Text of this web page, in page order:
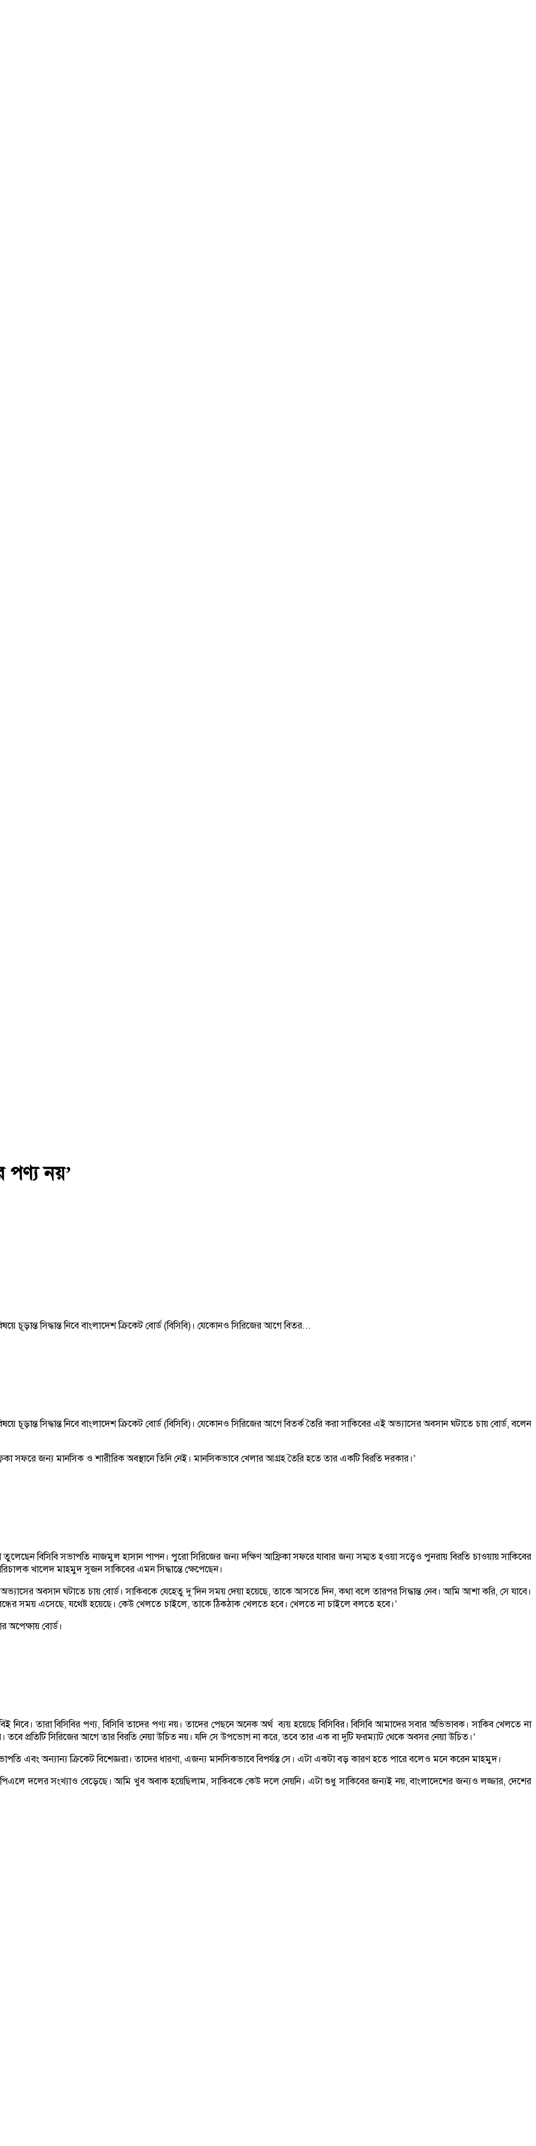
পণ্য নয়’
সিদ্ধান্ত নিবে বাংলাদেশ ক্রিকেট বোর্ড (বিসিবি)। যেকোনও সিরিজের আগে বিতর...
চূড়ান্ত সিদ্ধান্ত নিবে বাংলাদেশ ক্রিকেট বোর্ড (বিসিবি)। যেকোনও সিরিজের আগে বিতর্ক তৈরি করা সাকিবের এই অভ্যাসের অবসান ঘটাতে চায় বোর্ড, বলেন
সফরে জন্য মানসিক ও শারীরিক অবস্থানে তিনি নেই। মানসিকভাবে খেলার আগ্রহ তৈরি হতে তার একটি বিরতি দরকার।’
তুলেছেন বিসিবি সভাপতি নাজমুল হাসান পাপন। পুরো সিরিজের জন্য দক্ষিণ আফ্রিকা সফরে যাবার জন্য সম্মত হওয়া সত্ত্বেও পুনরায় বিরতি চাওয়ায় সাকিবের
খালেদ মাহমুদ সুজন সাকিবের এমন সিদ্ধান্তে ক্ষেপেছেন।
অবসান ঘটাতে চায় বোর্ড। সাকিবকে যেহেতু দু’দিন সময় দেয়া হয়েছে, তাকে আসতে দিন, কথা বলে তারপর সিদ্ধান্ত নেব। আমি আশা করি, সে যাবে।
সময় এসেছে, যথেষ্ট হয়েছে। কেউ খেলতে চাইলে, তাকে ঠিকঠাক খেলতে হবে। খেলতে না চাইলে বলতে হবে।’
অপেক্ষায় বোর্ড।
নিবে। তারা বিসিবির পণ্য, বিসিবি তাদের পণ্য নয়। তাদের পেছনে অনেক অর্থ ব্যয় হয়েছে বিসিবির। বিসিবি আমাদের সবার অভিভাবক। সাকিব খেলতে না
তবে প্রতিটি সিরিজের আগে তার বিরতি নেয়া উচিত নয়। যদি সে উপভোগ না করে, তবে তার এক বা দুটি ফরম্যাট থেকে অবসর নেয়া উচিত।’
এবং অন্যান্য ক্রিকেট বিশেজ্ঞরা। তাদের ধারণা, এজন্য মানসিকভাবে বিপর্যস্ত সে। এটা একটা বড় কারণ হতে পারে বলেও মনে করেন মাহমুদ।
দলের সংখ্যাও বেড়েছে। আমি খুব অবাক হয়েছিলাম, সাকিবকে কেউ দলে নেয়নি। এটা শুধু সাকিবের জন্যই নয়, বাংলাদেশের জন্যও লজ্জার, দেশের